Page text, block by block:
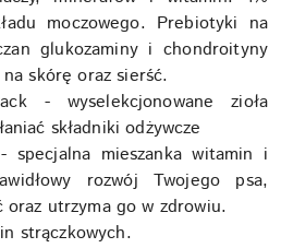
moczowego. Prebiotyki na
glukozaminy i chondroityny
skórę oraz sierść.
- wyselekcjonowane zioła
składniki odżywcze
mieszanka witamin i
rozwój Twojego psa,
utrzyma go w zdrowiu.
strączkowych.